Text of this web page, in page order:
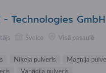
- Technologies GmbH
Šveice Visā pasaulē
Niķeļa pulveris
Magnija
Vanādija pulveris